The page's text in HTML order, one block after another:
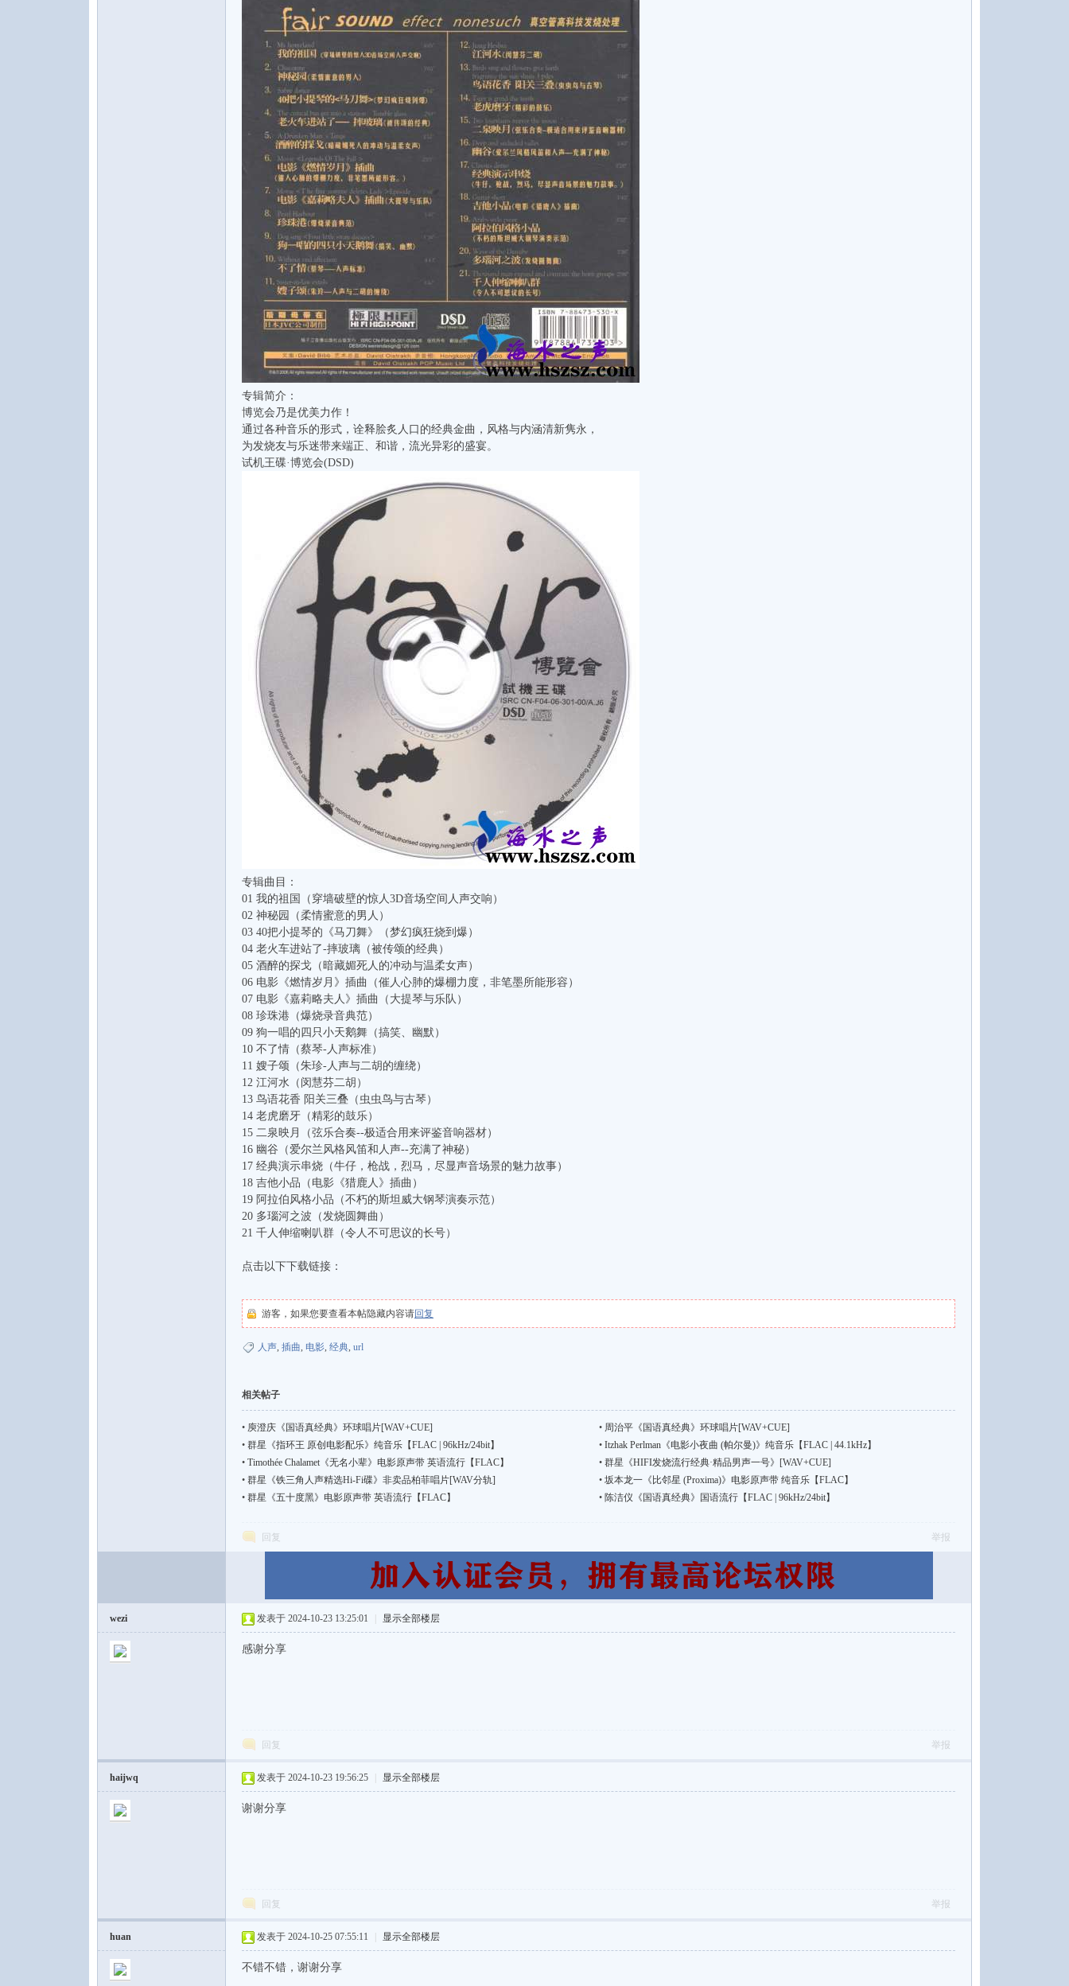
专辑简介：
博览会乃是优美力作！
通过各种音乐的形式，诠释脍炙人口的经典金曲，风格与内涵清新隽永，
为发烧友与乐迷带来端正、和谐，流光异彩的盛宴。
试机王碟·博览会(DSD)
专辑曲目：
01 我的祖国（穿墙破壁的惊人3D音场空间人声交响）
02 神秘园（柔情蜜意的男人）
03 40把小提琴的《马刀舞》（梦幻疯狂烧到爆）
04 老火车进站了-摔玻璃（被传颂的经典）
05 酒醉的探戈（暗藏媚死人的冲动与温柔女声）
06 电影《燃情岁月》插曲（催人心肺的爆棚力度，非笔墨所能形容）
07 电影《嘉莉略夫人》插曲（大提琴与乐队）
08 珍珠港（爆烧录音典范）
09 狗一唱的四只小天鹅舞（搞笑、幽默）
10 不了情（蔡琴-人声标准）
11 嫂子颂（朱珍-人声与二胡的缠绕）
12 江河水（闵慧芬二胡）
13 鸟语花香 阳关三叠（虫虫鸟与古琴）
14 老虎磨牙（精彩的鼓乐）
15 二泉映月（弦乐合奏--极适合用来评鉴音响器材）
16 幽谷（爱尔兰风格风笛和人声--充满了神秘）
17 经典演示串烧（牛仔，枪战，烈马，尽显声音场景的魅力故事）
18 吉他小品（电影《猎鹿人》插曲）
19 阿拉伯风格小品（不朽的斯坦威大钢琴演奏示范）
20 多瑙河之波（发烧圆舞曲）
21 千人伸缩喇叭群（令人不可思议的长号）
点击以下下载链接：
游客，如果您要查看本帖隐藏内容请回复
人声, 插曲, 电影, 经典, url
相关帖子
• 庾澄庆《国语真经典》环球唱片[WAV+CUE] • 周治平《国语真经典》环球唱片[WAV+CUE]
• 群星《指环王 原创电影配乐》纯音乐【FLAC | 96kHz/24bit】 • Itzhak Perlman《电影小夜曲 (帕尔曼)》纯音乐【FLAC | 44.1kHz】
• Timothée Chalamet《无名小辈》电影原声带 英语流行【FLAC】 • 群星《HIFI发烧流行经典·精品男声一号》[WAV+CUE]
• 群星《铁三角人声精选Hi-Fi碟》非卖品柏菲唱片[WAV分轨] • 坂本龙一《比邻星 (Proxima)》电影原声带 纯音乐【FLAC】
• 群星《五十度黑》电影原声带 英语流行【FLAC】 • 陈洁仪《国语真经典》国语流行【FLAC | 96kHz/24bit】
回复 举报
wezi 发表于 2024-10-23 13:25:01 显示全部楼层
感谢分享
回复 举报
haijwq 发表于 2024-10-23 19:56:25 显示全部楼层
谢谢分享
回复 举报
huan 发表于 2024-10-25 07:55:11 显示全部楼层
不错不错，谢谢分享